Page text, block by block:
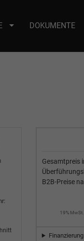
: selector2._domainkey
DOKUMENTE
Gesamtpreis
B2B-Preise
19%
Finanzierung